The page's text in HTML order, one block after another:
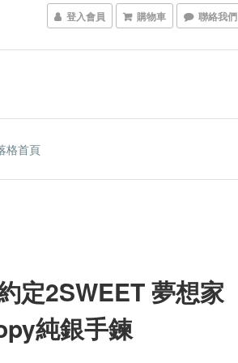
登入會員 購物車 聯絡我們
格首頁
定2SWEET 夢想家
純銀手鍊